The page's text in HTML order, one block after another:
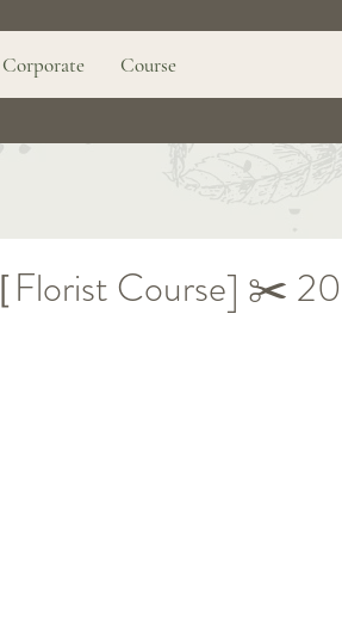
Corporate Course
［Florist Course] ✂️